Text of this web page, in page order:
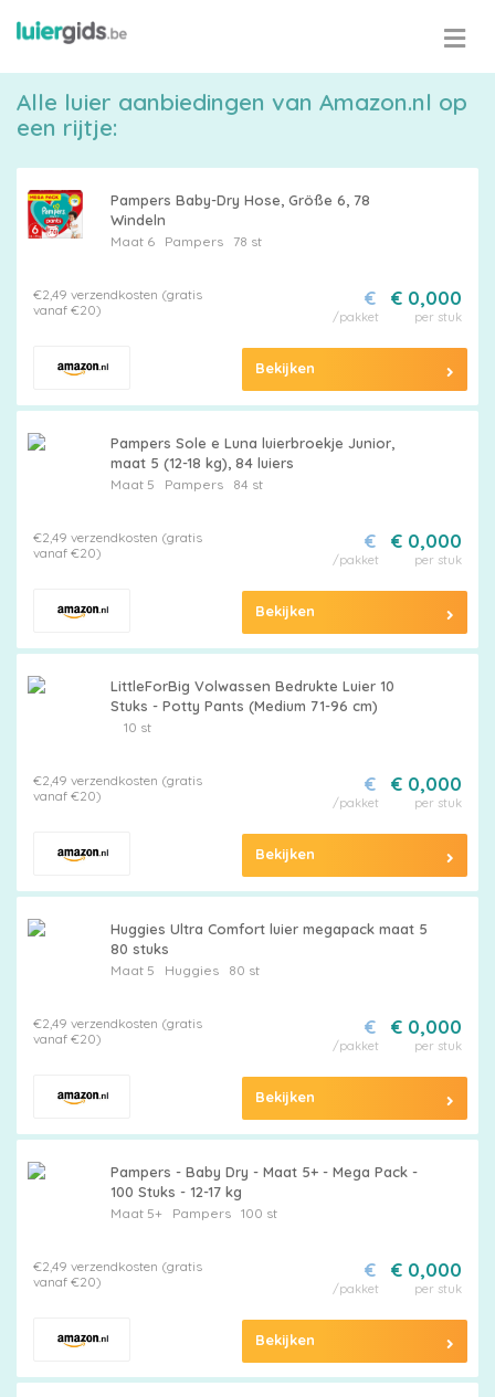
Maattabel
Kies
maat
Pampers
Extra
Billendoekjes
Merken
vergelijken
Alle luier aanbiedingen van Amazon.nl op
een rijtje:
Pampers Baby-Dry Hose, Größe 6, 78
Windeln
Maat 6 Pampers78 st
€2,49 verzendkosten (gratis
vanaf €20)
€ 0,000
per stuk
€
/pakket
Bekijken
Pampers Sole e Luna luierbroekje Junior,
maat 5 (12-18 kg), 84 luiers
Maat 5 Pampers84 st
€2,49 verzendkosten (gratis
vanaf €20)
€ 0,000
per stuk
€
/pakket
Bekijken
LittleForBig Volwassen Bedrukte Luier 10
Stuks - Potty Pants (Medium 71-96 cm)
10 st
€2,49 verzendkosten (gratis
vanaf €20)
€ 0,000
per stuk
€
/pakket
Bekijken
Huggies Ultra Comfort luier megapack maat 5
80 stuks
Maat 5 Huggies80 st
€2,49 verzendkosten (gratis
vanaf €20)
€ 0,000
per stuk
€
/pakket
Bekijken
Pampers - Baby Dry - Maat 5+ - Mega Pack -
100 Stuks - 12-17 kg
Maat 5+ Pampers100 st
€2,49 verzendkosten (gratis
vanaf €20)
€ 0,000
per stuk
€
/pakket
Bekijken